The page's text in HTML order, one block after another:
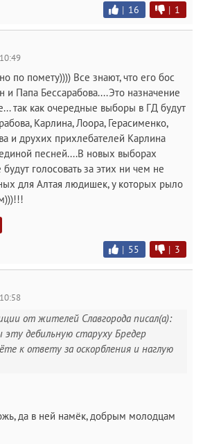
| 16 | 1
по помету)))) Все знают, что его бос
и Папа Бессарабова....Это назначение
так как очередные выборы в ГД будут
Карлина, Лоора, Герасименко,
и друхих прихлебателей Карлина
песней....В новых выборах
голосовать за этих ни чем не
для Алтая людишек, у которых рыло
| 55 | 3
от жителей Славгорода писал(а):
эту дебильную старуху Бредер
к ответу за оскорбления и наглую
да в ней намёк, добрым молодцам